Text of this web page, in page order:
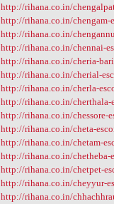
http://rihana.co.in/
http://rihana.co.in/chengam-
http://rihana.co.in/
http://rihana.co.in/chennai-
http://rihana.co.in/cheria-
http://rihana.co.in/cherial-
http://rihana.co.in/cherla-
http://rihana.co.in/cherthala-
http://rihana.co.in/chessore-
http://rihana.co.in/cheta-
http://rihana.co.in/chetam-
http://rihana.co.in/chetheba-
http://rihana.co.in/chetpet-
http://rihana.co.in/cheyyur-
http://rihana.co.in/